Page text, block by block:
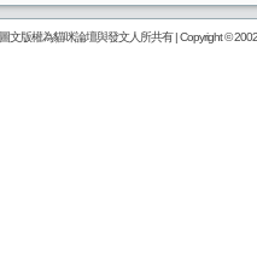
圖文版權為貓咪論壇與發文人所共有 | Copyright ©